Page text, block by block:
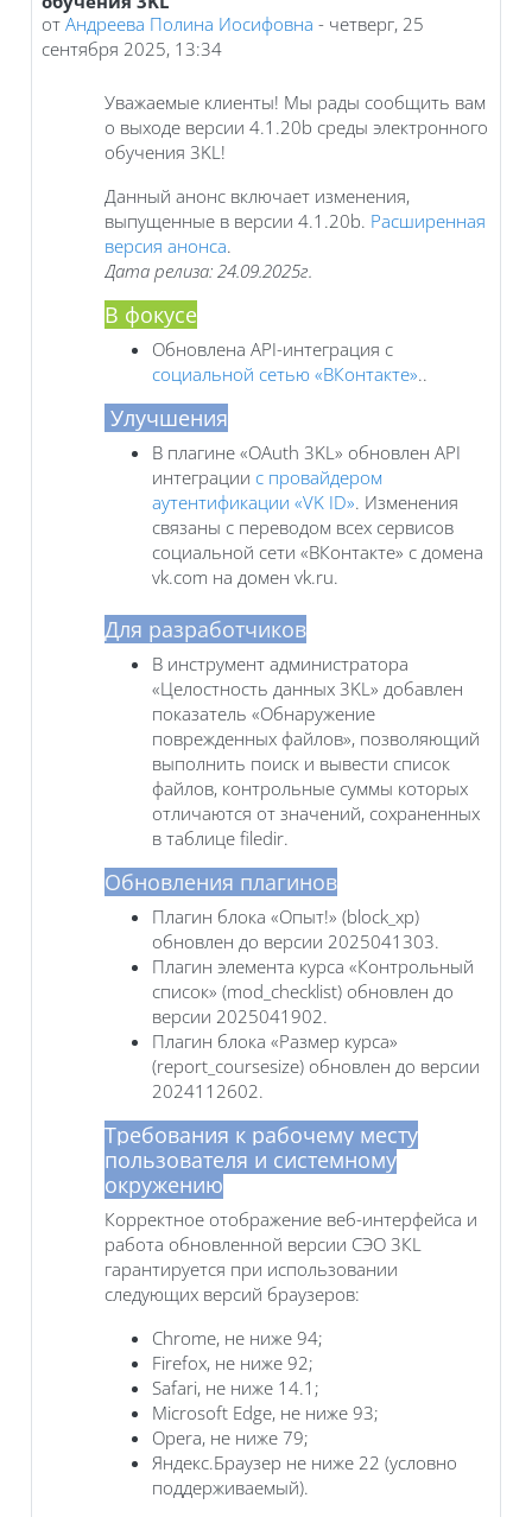
от Андреева Полина Иосифовна - четверг, 25
сентября 2025, 13:34
Уважаемые клиенты! Мы рады сообщить вам
о выходе версии 4.1.20b среды электронного
обучения 3KL!
Данный анонс включает изменения,
выпущенные в версии 4.1.20b. Расширенная
версия анонса.
Дата релиза: 24.09.2025г.
В фокусе
Обновлена API-интеграция с
социальной сетью «ВКонтакте»..
Улучшения
В плагине «OAuth 3KL» обновлен API
интеграции с провайдером
аутентификации «VK ID». Изменения
связаны с переводом всех сервисов
социальной сети «ВКонтакте» с домена
vk.com на домен vk.ru.
Для разработчиков
В инструмент администратора
«Целостность данных 3KL» добавлен
показатель «Обнаружение
поврежденных файлов», позволяющий
выполнить поиск и вывести список
файлов, контрольные суммы которых
отличаются от значений, сохраненных
в таблице filedir.
Обновления плагинов
Плагин блока «Опыт!» (block_xp)
обновлен до версии 2025041303.
Плагин элемента курса «Контрольный
список» (mod_checklist) обновлен до
версии 2025041902.
Плагин блока «Размер курса»
(report_coursesize) обновлен до версии
2024112602.
Требования к рабочему месту
пользователя и системному
окружению
Корректное отображение веб-интерфейса и
работа обновленной версии СЭО 3КL
гарантируется при использовании
следующих версий браузеров:
Chrome, не ниже 94;
Firefox, не ниже 92;
Safari, не ниже 14.1;
Microsoft Edge, не ниже 93;
Opera, не ниже 79;
Яндекс.Браузер не ниже 22 (условно
поддерживаемый).